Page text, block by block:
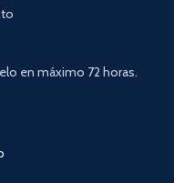
en máximo 72 horas.